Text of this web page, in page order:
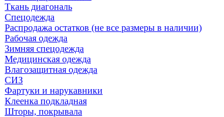
Ткань диагональ
Спецодежда
Распродажа остатков (не все размеры в наличии)
Рабочая одежда
Зимняя спецодежда
Медицинская одежда
Влагозащитная одежда
СИЗ
Фартуки и нарукавники
Клеенка подкладная
Шторы, покрывала